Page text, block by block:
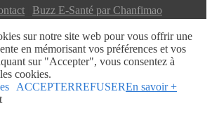
Buzz E-Santé par Chanfimao
sur notre site web pour vous offrir une
en mémorisant vos préférences et vos
sur "Accepter", vous consentez à
cookies.
ACCEPTERREFUSEREn savoir +